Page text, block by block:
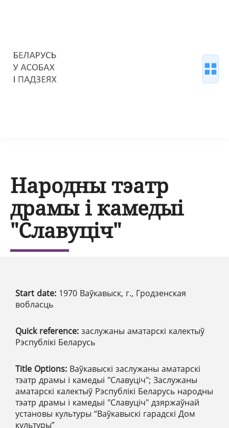
Народны тэатр
драмы і камедыі
"Славуціч"
Start date: 1970 Ваўкавыск, г., Гродзенская
вобласць
Quick reference: заслужаны аматарскі калектыў
Рэспублікі Беларусь
Title Options: Ваўкавыскі заслужаны аматарскі
тэатр драмы і камедыі "Славуціч"; Заслужаны
аматарскі калектыў Рэспублікі Беларусь народны
тэатр драмы і камедыі "Славуціч" дзяржаўнай
установы культуры “Ваўкавыскі гарадскі Дом
культуры”